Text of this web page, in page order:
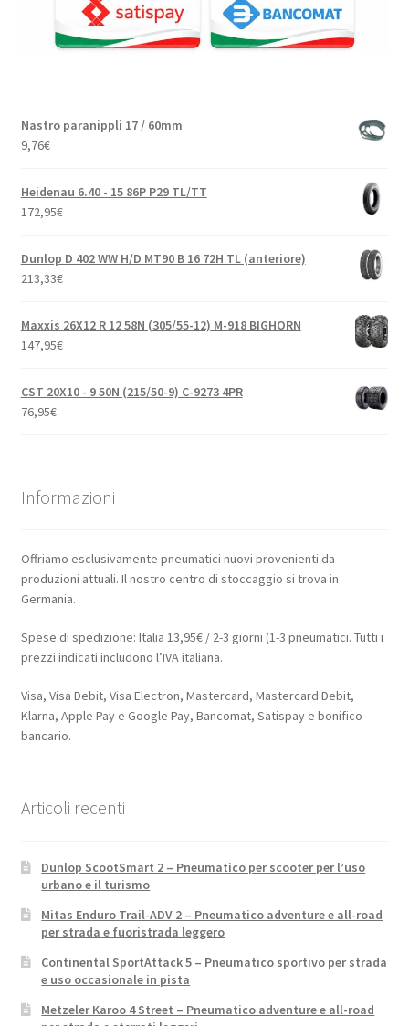
Nastro paranippli 17 / 60mm
9,76€
Heidenau 6.40 - 15 86P P29 TL/TT
172,95€
Dunlop D 402 WW H/D MT90 B 16 72H TL (anteriore)
213,33€
Maxxis 26X12 R 12 58N (305/55-12) M-918 BIGHORN
147,95€
CST 20X10 - 9 50N (215/50-9) C-9273 4PR
76,95€
Informazioni
Offriamo esclusivamente pneumatici nuovi provenienti da
produzioni attuali. Il nostro centro di stoccaggio si trova in
Germania.
Spese di spedizione: Italia 13,95€ / 2-3 giorni (1-3 pneumatici. Tutti i
prezzi indicati includono l’IVA italiana.
Visa, Visa Debit, Visa Electron, Mastercard, Mastercard Debit,
Klarna, Apple Pay e Google Pay, Bancomat, Satispay e bonifico
bancario.
Articoli recenti
Dunlop ScootSmart 2 – Pneumatico per scooter per l’uso
urbano e il turismo
Mitas Enduro Trail-ADV 2 – Pneumatico adventure e all-road
per strada e fuoristrada leggero
Continental SportAttack 5 – Pneumatico sportivo per strada
e uso occasionale in pista
Metzeler Karoo 4 Street – Pneumatico adventure e all-road